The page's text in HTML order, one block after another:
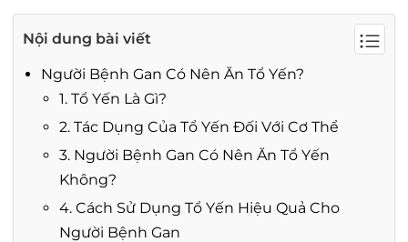
Nội dung bài viết
Người Bệnh Gan Có Nên Ăn Tổ Yến?
1. Tổ Yến Là Gì?
2. Tác Dụng Của Tổ Yến Đối Với Cơ Thể
3. Người Bệnh Gan Có Nên Ăn Tổ Yến
Không?
4. Cách Sử Dụng Tổ Yến Hiệu Quả Cho
Người Bệnh Gan